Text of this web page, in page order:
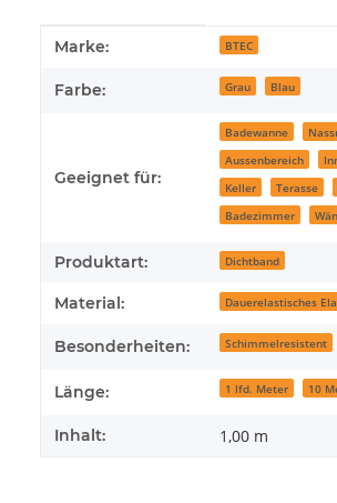
Produkteigenschaft
Wert
Marke: BTEC
Farbe: Grau Blau
Geeignet für:
Badewanne
Aussenbereich
Keller
Terasse
Badezimmer
Produktart: Dichtband
Material: Dauerelastisches
Besonderheiten: Schimmelresistent
Länge: 1 lfd. Meter 10
Inhalt: 1,00 m